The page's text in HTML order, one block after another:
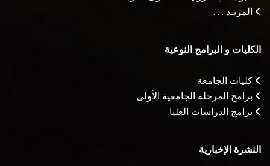
المزيـد . . .
الكليات و البرامج النوعية
كليات الجامعة
برامج المرحلة الجامعية الأولى
برامج الدراسات العليا
النشرة الإخبارية